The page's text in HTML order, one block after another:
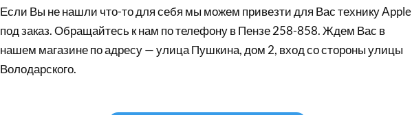
Если Вы не нашли что-то для себя мы можем привезти для Вас технику Apple
под заказ. Обращайтесь к нам по телефону в Пензе 258-858. Ждем Вас в
нашем магазине по адресу — улица Пушкина, дом 2, вход со стороны улицы
Володарского.